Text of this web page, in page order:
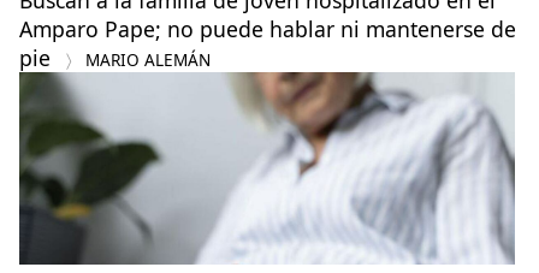
Amparo Pape; no puede hablar ni mantenerse de
pie
MARIO ALEMÁN